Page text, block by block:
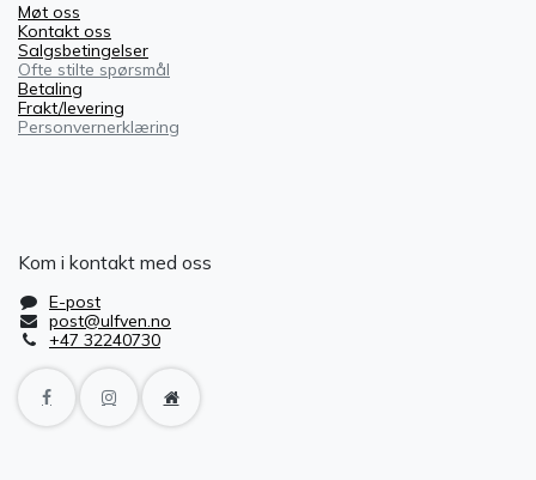
Møt oss
Kontakt oss
Salgsbetingelser
Ofte stilte spørsmål
Betaling
Frakt/levering
Personvernerklæring
Kom i kontakt med oss
E-post
post@ulfven.no
+47 32240730